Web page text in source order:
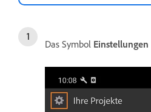
Das Symbol Einstellungen